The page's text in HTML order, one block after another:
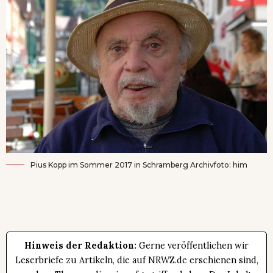
Pius Kopp im Sommer 2017 in Schramberg Archivfoto: him
Hinweis der Redaktion: Gerne veröffentlichen wir
Leserbriefe zu Artikeln, die auf NRWZ.de erschienen sind,